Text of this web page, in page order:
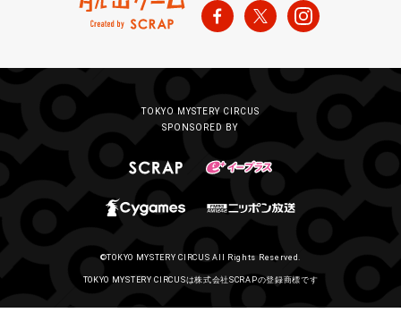
TOKYO MYSTERY CIRCUS
SPONSORED BY
©TOKYO MYSTERY CIRCUS All Rights Reserved.
TOKYO MYSTERY CIRCUSは株式会社SCRAPの登録商標です